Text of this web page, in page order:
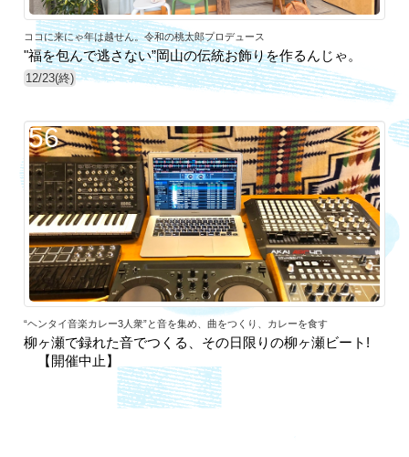
ココに来にゃ年は越せん。令和の桃太郎プロデュース
"福を包んで逃さない”岡山の伝統お飾りを作るんじゃ。
12/23(終)
56
“ヘンタイ音楽カレー3人衆”と音を集め、曲をつくり、カレーを食す
柳ヶ瀬で録れた音でつくる、その日限りの柳ヶ瀬ビート!
【開催中止】